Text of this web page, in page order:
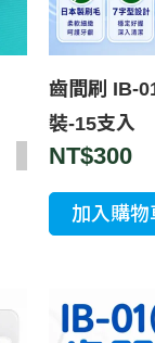
齒間刷 IB-
裝-15支入
NT$300
加入購物